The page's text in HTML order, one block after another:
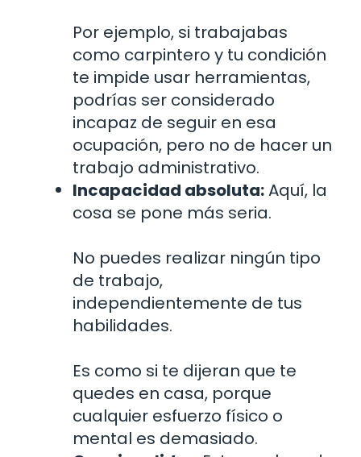
Por ejemplo, si trabajabas
como carpintero y tu condición
te impide usar herramientas,
podrías ser considerado
incapaz de seguir en esa
ocupación, pero no de hacer un
trabajo administrativo.
Incapacidad absoluta:Aquí, la
cosa se pone más seria.
No puedes realizar ningún tipo
de trabajo,
independientemente de tus
habilidades.
Es como si te dijeran que te
quedes en casa, porque
cualquier esfuerzo físico o
mental es demasiado.